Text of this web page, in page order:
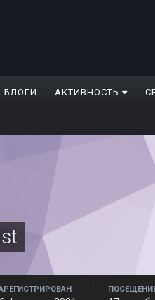
БЛОГИ АКТИВНОСТЬ